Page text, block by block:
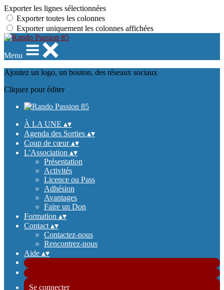
Exporter les lignes sélectionnées
Exporter toutes les colonnes
Exporter uniquement les colonnes affichées
Menu
Ajoutez un logo, un bouton, des réseaux sociaux
Cliquez pour éditer
À LA UNE ▴▾
Agenda des Sorties ▴▾
Coup de cœur▴▾
L'Association ▴▾
Présentation
Activités
Licence ou Pass
Adhésion
Avantages
Faire un Don
Formation ▴▾
Contact ▴▾
Contactez-nous
Rencontrez-nous
Aide ▴▾
Se connecter